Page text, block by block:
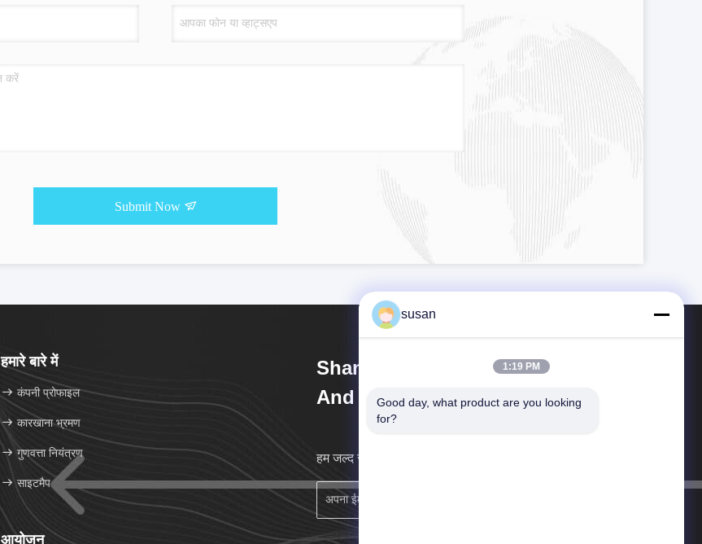
Submit Now
हमारे बारे में
कंपनी प्रोफाइल
कारखाना भ्रमण
गुणवत्ता नियंत्रण
साइटमैप
आयोजन
Shanghai Cheng Xing Machinery
And Electronics Co., Ltd.
हम जल्द से जल्द आपसे संपर्क करेंगे।
susan
1:19 PM
Good day, what product are you looking
for?